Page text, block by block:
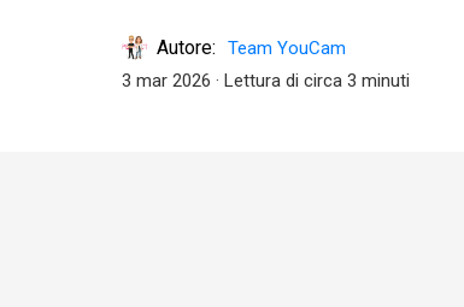
Autore:
Team YouCam
3 mar 2026 · Lettura di circa 3 minuti